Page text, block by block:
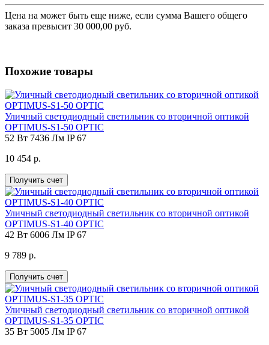
Цена на может быть еще ниже, если сумма Вашего общего
заказа превысит 30 000,00 руб.
Похожие товары
Уличный светодиодный светильник со вторичной оптикой
OPTIMUS-S1-50 OPTIC
52 Вт 7436 Лм IP 67
10 454 р.
Получить счет
Уличный светодиодный светильник со вторичной оптикой
OPTIMUS-S1-40 OPTIC
42 Вт 6006 Лм IP 67
9 789 р.
Получить счет
Уличный светодиодный светильник со вторичной оптикой
OPTIMUS-S1-35 OPTIC
35 Вт 5005 Лм IP 67